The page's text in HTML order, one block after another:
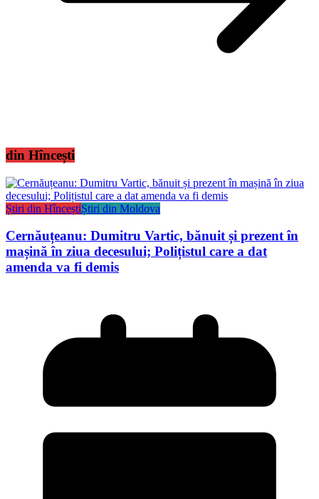
din Hîncești
Știri din HînceștiȘtiri din Moldova
Cernăuțeanu: Dumitru Vartic, bănuit și prezent în
mașină în ziua decesului; Polițistul care a dat
amenda va fi demis